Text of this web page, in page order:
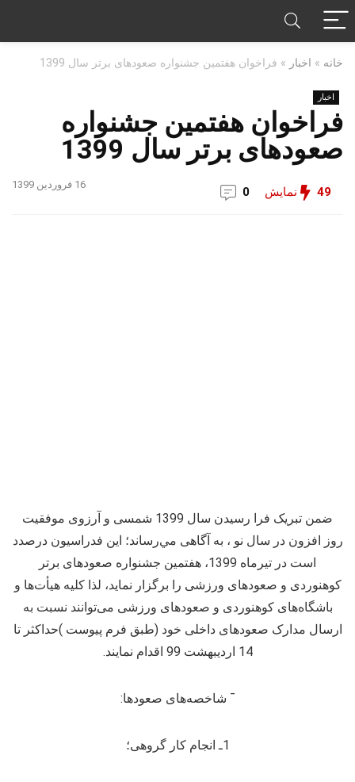
خانه » اخبار » فراخوان هفتمین جشنواره صعودهای برتر سال 1399
اخبار
فراخوان هفتمین جشنواره
صعودهای برتر سال 1399
16 فروردین 1399
49 نمایش 0
ضمن تبریک فرا رسیدن سال 1399 شمسی و آرزوی موفقیت
روز افزون در سال نو ، به آگاهی مي‌رساند؛ این فدراسیون درصدد
است در تیرماه 1399، هفتمین جشنواره صعودهای برتر
کوهنوردی و صعودهای ورزشی را برگزار نماید، لذا کلیه هیأت‌ها و
باشگاه‌های کوهنوردی و صعودهای ورزشی می‌توانند نسبت به
ارسال مدارک صعودهای داخلی خود (طبق فرم پیوست )حداکثر تا
14 اردیبهشت 99 اقدام نمایند.
¯ شاخصه‌های صعودها:
1ـ انجام کار گروهی؛